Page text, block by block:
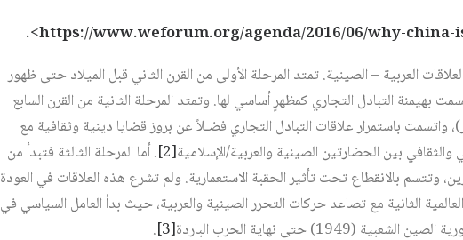
العربية – الصينية. تمتد المرحلة الأولى من القرن الثاني قبل الميلاد حتى ظهور
بهيمنة التبادل التجاري كمظهرٍ أساسي لها. وتمتد المرحلة الثانية من القرن السابع
واتسمت باستمرار علاقات التبادل التجاري فضـلاً عن بروز قضايا دينية وثقافية مع
بين الحضارتين الصينية والعربية/الإسلامية‏[2]
. أما المرحلة الثالثة فتبدأ من
وتتسم بالانقطاع تحت تأثير الحقبة الاستعمارية. ولم تشرع هذه العلاقات في العودة
الثانية مع تصاعد حركات التحرر الصينية والعربية، حيث بدأ العامل السياسي في
حتى نهاية الحرب الباردة‏
[3]
.